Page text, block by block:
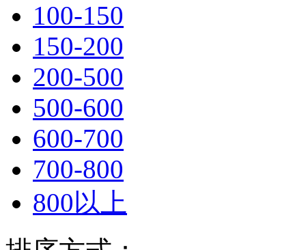
100-150
150-200
200-500
500-600
600-700
700-800
800以上